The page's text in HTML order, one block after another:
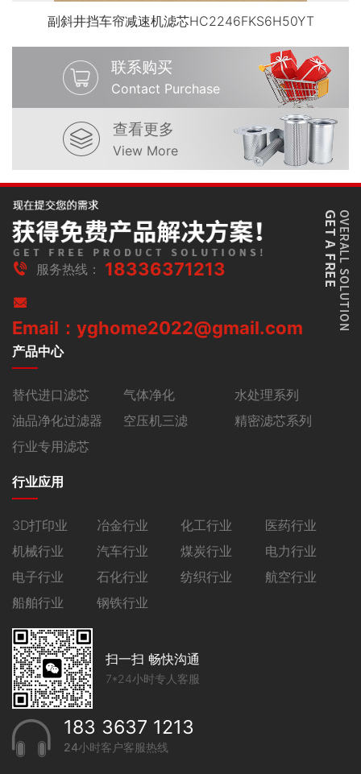
副斜井挡车帘减速机滤芯HC2246FKS6H50YT
联系购买
Contact Purchase
查看更多
View More
服务热线： 18336371213
Email：yghome2022@gmail.com
产品中心
替代进口滤芯 气体净化
水处理系列
油品净化过滤器
空压机三滤
精密滤芯系列
行业专用滤芯
行业应用
3D打印业 冶金行业 化工行业
医药行业
机械行业
汽车行业 煤炭行业
电力行业
电子行业
石化行业 纺织行业
航空行业
船舶行业
钢铁行业
扫一扫 畅快沟通
7*24小时专人客服
183 3637 1213
24小时客户客服热线